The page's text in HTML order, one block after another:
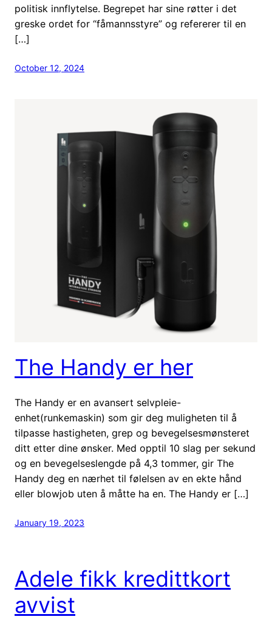
politisk innflytelse. Begrepet har sine røtter i det
greske ordet for “fåmannsstyre” og refererer til en
[…]
October 12, 2024
The Handy er her
The Handy er en avansert selvpleie-
enhet(runkemaskin) som gir deg muligheten til å
tilpasse hastigheten, grep og bevegelsesmønsteret
ditt etter dine ønsker. Med opptil 10 slag per sekund
og en bevegelseslengde på 4,3 tommer, gir The
Handy deg en nærhet til følelsen av en ekte hånd
eller blowjob uten å måtte ha en. The Handy er […]
January 19, 2023
Adele fikk kredittkort
avvist